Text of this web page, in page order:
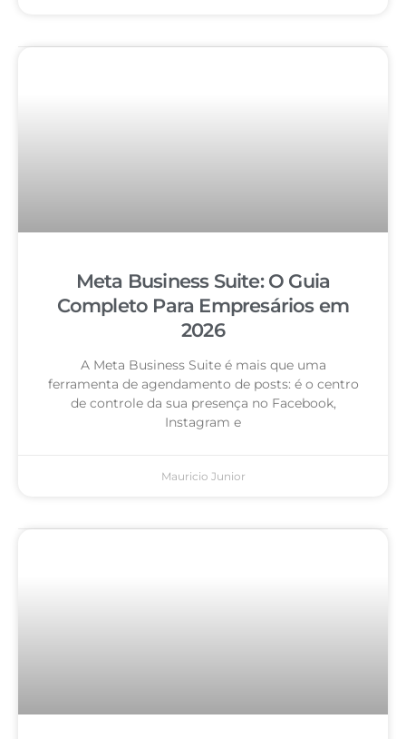
Meta Business Suite: O Guia
Completo Para Empresários em
2026
A Meta Business Suite é mais que uma
ferramenta de agendamento de posts: é o centro
de controle da sua presença no Facebook,
Instagram e
Mauricio Junior